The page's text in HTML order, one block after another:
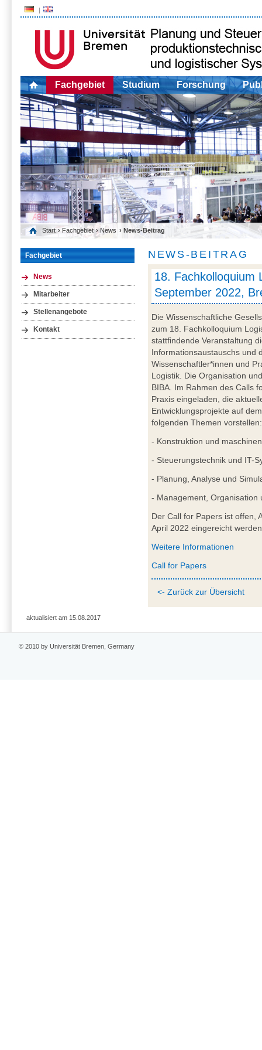
Fachgebiet Studium Forschung
Start › Fachgebiet › News › News-Beitrag
Fachgebiet
News
Mitarbeiter
Stellenangebote
Kontakt
NEWS-BEITRAG
18. Fachkolloquium
September 2022,
Die Wissenschaftliche
zum 18. Fachkolloquium
stattfindende Veranstaltung
Informationsaustauschs und
Wissenschaftler*innen und
Logistik. Die Organisation
BIBA. Im Rahmen des Calls
Praxis eingeladen, die
Entwicklungsprojekte auf
folgenden Themen vorstellen:
- Konstruktion und
- Steuerungstechnik und IT-
- Planung, Analyse und
- Management, Organisation
Der Call for Papers ist offen,
April 2022 eingereicht
Weitere Informationen
Call for Papers
<- Zurück zur Übersicht
aktualisiert am 15.08.2017
© 2010 by Universität Bremen, Germany